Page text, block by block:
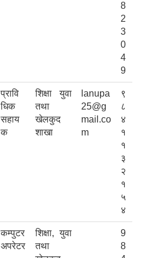
8
2
3
0
4
9
प्रावि
धिक
सहाय
क
शिक्षा युवा
तथा
खेलकुद
शाखा
lanupa
25@g
mail.co
m
९
८
४
१
१
३
२
१
५
४
कम्पुटर
अपरेटर
शिक्षा, युवा
तथा
9
8